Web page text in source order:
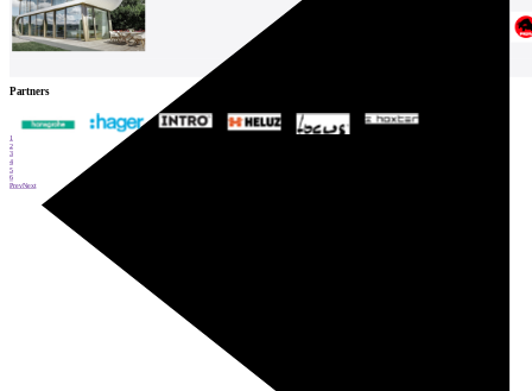
Partners
1
2
3
4
5
6
PrevNext